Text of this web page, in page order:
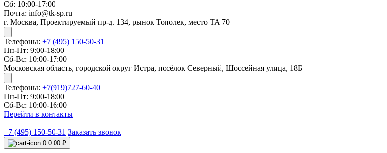
Сб: 10:00-17:00
Почта: info@tk-sp.ru
г. Москва, Проектируемый пр-д. 134, рынок Тополек, место ТА 70
Телефоны: +7 (495) 150-50-31
Пн-Пт: 9:00-18:00
Сб-Вс: 10:00-17:00
Московская область, городской округ Истра, посёлок Северный, Шоссейная улица, 18Б
Телефоны: +7(919)727-60-40
Пн-Пт: 9:00-18:00
Сб-Вс: 10:00-16:00
Перейти в контакты
+7 (495) 150-50-31 Заказать звонок
0 0.00 ₽